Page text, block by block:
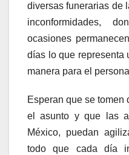
diversas funerarias de
inconformidades,
ocasiones
días lo que representa
manera para el
Esperan que se tomen
el asunto y que las
México, puedan
todo que cada día